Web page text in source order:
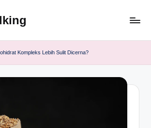
Kompleks Lebih Sulit Dicerna?